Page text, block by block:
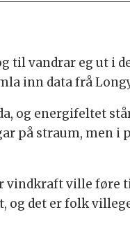
til vandrar eg ut i
inn data frå
og energifeltet
på straum, men i
ville føre
det er folk